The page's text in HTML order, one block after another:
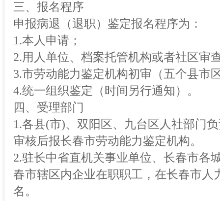
三、报名程序
申报病退（退职）鉴定报名程序为：
1.本人申请；
2.用人单位、档案托管机构或者社区审
3.市劳动能力鉴定机构初审（五个县市
4.统一组织鉴定（时间另行通知）。
四、受理部门
1.各县(市)、双阳区、九台区人社部门
审核后报长春市劳动能力鉴定机构。
2.驻长中省直机关事业单位、长春市各
春市辖区内企业在职职工，在长春市
名。